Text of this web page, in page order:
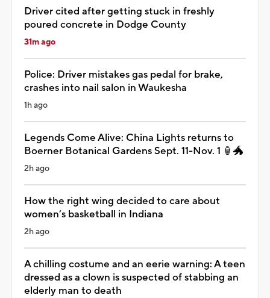
Driver cited after getting stuck in freshly
poured concrete in Dodge County
31m ago
Police: Driver mistakes gas pedal for brake,
crashes into nail salon in Waukesha
1h ago
Legends Come Alive: China Lights returns to
Boerner Botanical Gardens Sept. 11-Nov. 1 🏮🐲
2h ago
How the right wing decided to care about
women’s basketball in Indiana
2h ago
A chilling costume and an eerie warning: A teen
dressed as a clown is suspected of stabbing an
elderly man to death